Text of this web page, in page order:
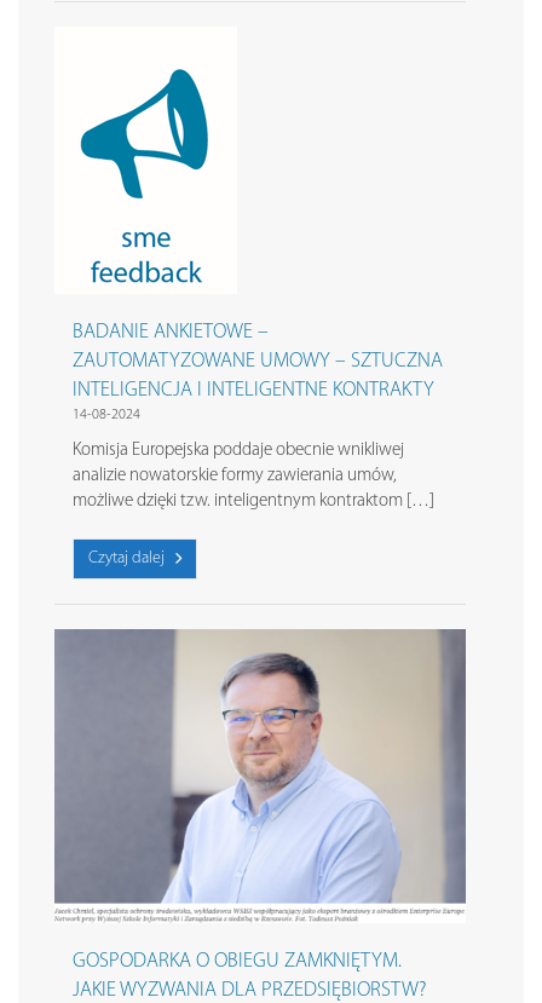
BADANIE ANKIETOWE –
ZAUTOMATYZOWANE UMOWY – SZTUCZNA
INTELIGENCJA I INTELIGENTNE KONTRAKTY
14-08-2024
Komisja Europejska poddaje obecnie wnikliwej
analizie nowatorskie formy zawierania umów,
możliwe dzięki tzw. inteligentnym kontraktom […]
Czytaj dalej
GOSPODARKA O OBIEGU ZAMKNIĘTYM.
JAKIE WYZWANIA DLA PRZEDSIĘBIORSTW?